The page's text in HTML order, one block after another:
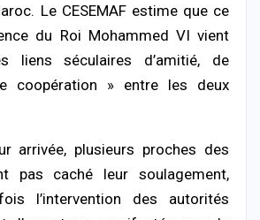
Le CESEMAF estime que ce
du Roi Mohammed VI vient
liens séculaires d’amitié, de
coopération » entre les deux
arrivée, plusieurs proches des
pas caché leur soulagement,
l’intervention des autorités